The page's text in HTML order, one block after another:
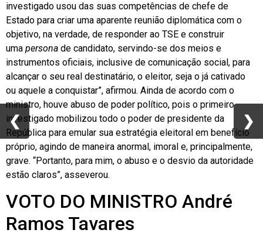
investigado usou das suas competências de chefe de
Estado para criar uma aparente reunião diplomática com o
objetivo, na verdade, de responder ao TSE e construir
uma persona de candidato, servindo-se dos meios e
instrumentos oficiais, inclusive de comunicação social, para
alcançar o seu real destinatário, o eleitor, seja o já cativado
ou aquele a conquistar”, afirmou. Ainda de acordo com o
ministro, houve abuso de poder político, pois o primeiro
investigado mobilizou todo o poder de presidente da
República para emular sua estratégia eleitoral em benefício
próprio, agindo de maneira anormal, imoral e, principalmente,
grave. “Portanto, para mim, o abuso e o desvio da autoridade
estão claros”, asseverou.
VOTO DO MINISTRO André
Ramos Tavares
❮ ❯
❮ ❯